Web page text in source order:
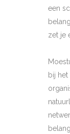
een
zet je
bij